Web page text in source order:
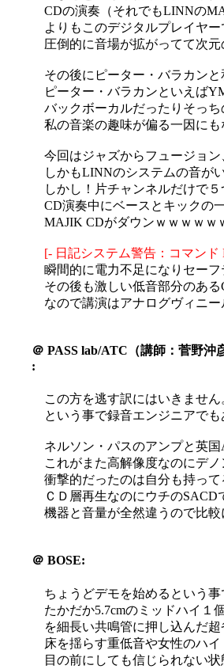
CDの演奏（それでもLINNの
よりもこのデジタルプレイヤ
圧倒的に音場が拡がってて次元
その後にピーター・バラカン
ピーター・バラカンといえば
バックボーカルだったりそっ
私の音楽の趣味が偏る一因に
今回はジャズからフュージョ
しかもLINNのシステムの音がい
しかし！片チャンネルだけで
CD演奏中にベースとキックの
MAJIK CDがダウンｗｗｗｗｗ
[- 日記システム警告：コマン
瞬間的に電力不足になりセーフ
その後も激しい低音部分のあ
なので講演はアナログヴィニ
＠ PASS lab/ATC（講師：菅野沖
:
この方を逃す訳にはいきません
という事で録音エンジニアでも
ネルソン・パスのアンプと英国
これがまた高解像度なのにデ
衝撃的だったのは自分も持って
ＣＤ層再生なのにウチの
機器と音量が全然違うので比
＠ BOSE:
ちょうどデモを始めるという事
たかだか5.7cmのミッドハイ１
を細長い共鳴管に押し込んだ
床を揺らす重低音や女性のハ
目の前にしても信じられない状